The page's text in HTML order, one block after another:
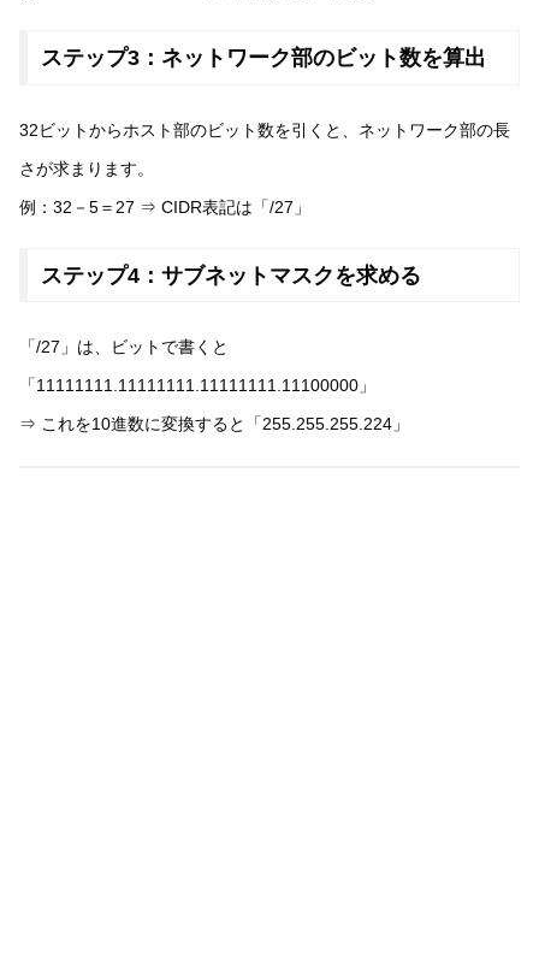
ステップ3：ネットワーク部のビット数を算出
32ビットからホスト部のビット数を引くと、ネットワーク部の長
さが求まります。
例：32－5＝27 ⇒ CIDR表記は「/27」
ステップ4：サブネットマスクを求める
「/27」は、ビットで書くと
「11111111.11111111.11111111.11100000」
⇒ これを10進数に変換すると「255.255.255.224」